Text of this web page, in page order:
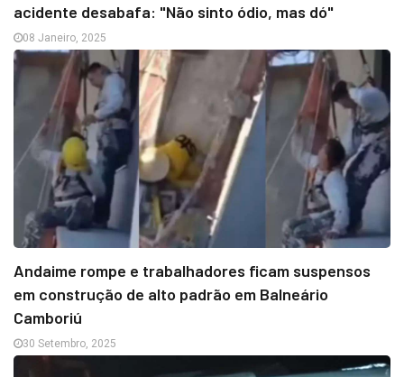
acidente desabafa: "Não sinto ódio, mas dó"
08 Janeiro, 2025
Andaime rompe e trabalhadores ficam suspensos
em construção de alto padrão em Balneário
Camboriú
30 Setembro, 2025